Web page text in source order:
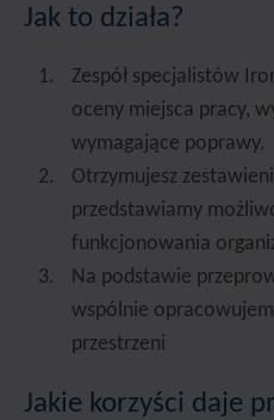
Jak to działa?
Zespół specjalistów
oceny miejsca pracy,
wymagające poprawy.
Otrzymujesz
przedstawiamy
funkcjonowania
Na podstawie
wspólnie
przestrzeni
Jakie korzyści daje